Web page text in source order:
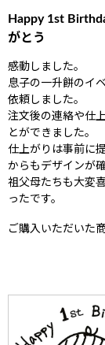
Happy 1st
がとう
感動しました。
息子の一升餅のイ
依頼しました。
注文後の連絡や仕
とができました。
仕上がりは事前に
からもデザインが
祖父母たちも大変
ったです。
ご購入いただいた商